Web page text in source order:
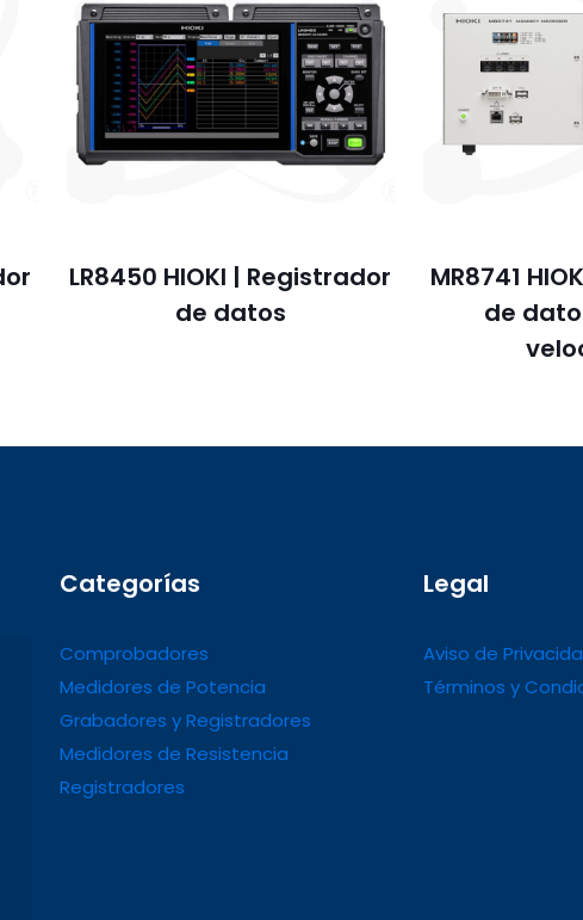
LR8450 HIOKI | Registrador
de datos
MR8741
de
Categorías
Comprobadores
Medidores de Potencia
Grabadores y Registradores
Medidores de Resistencia
Registradores
Legal
Aviso de
Términos y